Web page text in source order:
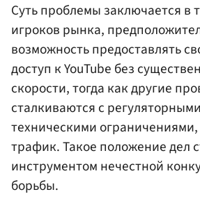
Суть проблемы заключается в
игроков рынка,
возможность предоставлять
доступ к YouTube без
скорости, тогда как другие
сталкиваются с
техническими
трафик. Такое положение дел
инструментом нечестной
борьбы.